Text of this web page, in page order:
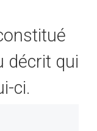
décrit qui
ci.